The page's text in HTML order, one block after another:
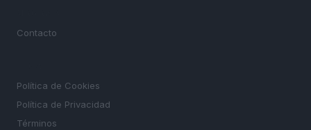
Contacto
Política de Cookies
Política de Privacidad
Términos